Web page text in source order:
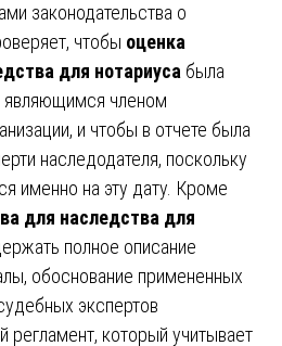
законодательства о
чтобы оценка
для нотариуса была
членом
и чтобы в отчете была
наследодателя, поскольку
именно на эту дату. Кроме
для наследства для
полное описание
обоснование примененных
экспертов
регламент, который учитывает